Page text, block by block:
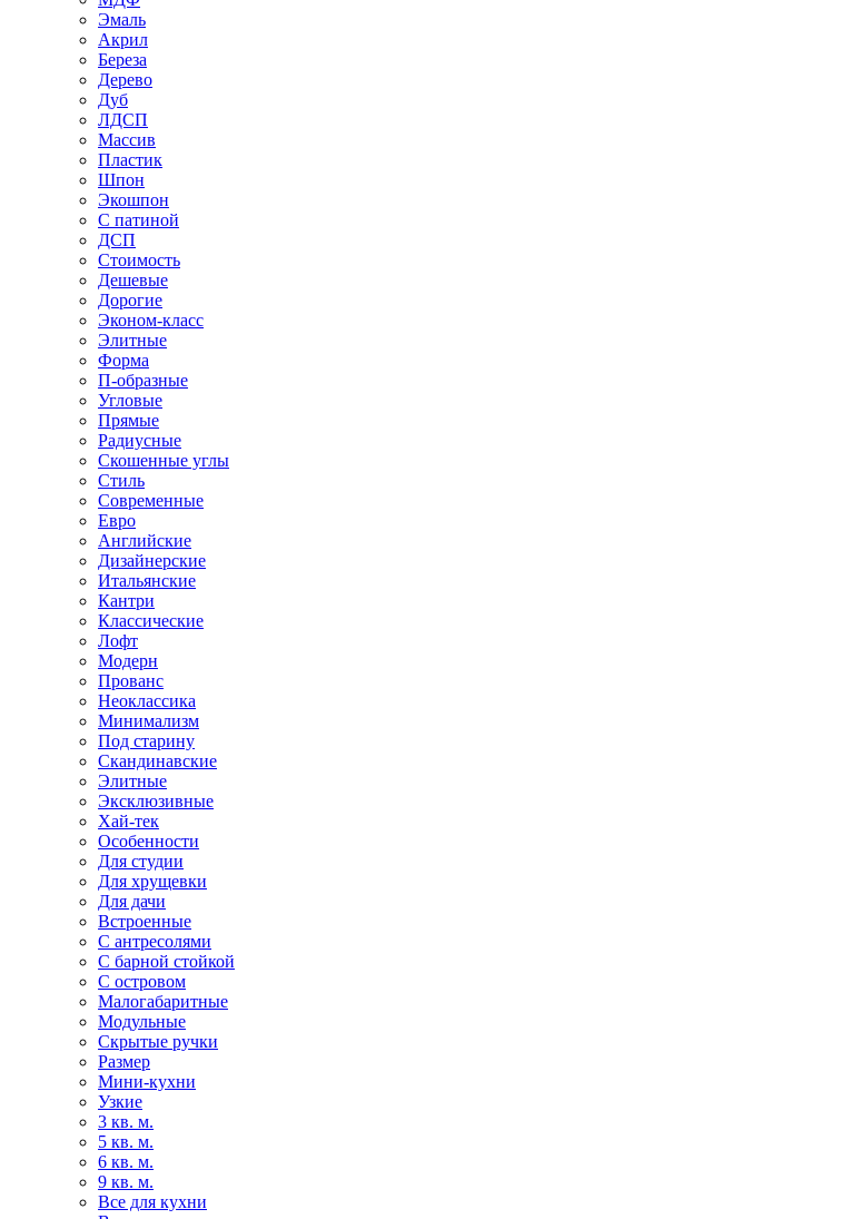
Эмаль
Акрил
Береза
Дерево
Дуб
ЛДСП
Массив
Пластик
Шпон
Экошпон
С патиной
ДСП
Стоимость
Дешевые
Дорогие
Эконом-класс
Элитные
Форма
П-образные
Угловые
Прямые
Радиусные
Скошенные углы
Стиль
Современные
Евро
Английские
Дизайнерские
Итальянские
Кантри
Классические
Лофт
Модерн
Прованс
Неоклассика
Минимализм
Под старину
Скандинавские
Элитные
Эксклюзивные
Хай-тек
Особенности
Для студии
Для хрущевки
Для дачи
Встроенные
С антресолями
С барной стойкой
С островом
Малогабаритные
Модульные
Скрытые ручки
Размер
Мини-кухни
Узкие
3 кв. м.
5 кв. м.
6 кв. м.
9 кв. м.
Все для кухни